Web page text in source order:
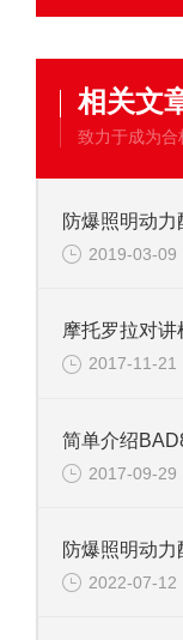
相关文
致力于成为合
2019-03-09
摩托罗拉对讲
2017-11-21
2017-09-29
防爆照明动
2022-07-12